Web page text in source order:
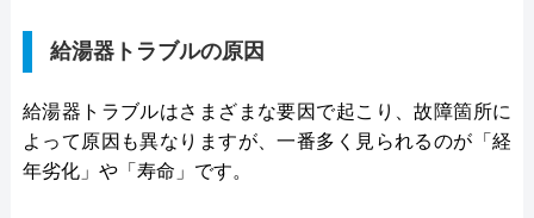
給湯器トラブルの原因
給湯器トラブルはさまざまな要因で起こり、故障箇所に
よって原因も異なりますが、一番多く見られるのが「経
年劣化」や「寿命」です。